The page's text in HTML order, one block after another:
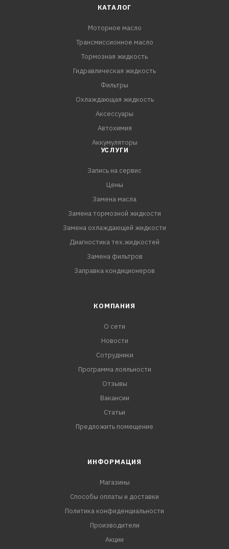
КАТАЛОГ
Моторное масло
Трансмиссионное масло
Тормозная жидкость
Гидравлическая жидкость
Фильтры
Охлаждающая жидкость
Аксессуары
Автохимия
Аккумуляторы
УСЛУГИ
Запись на сервис
Цены
Замена масла
Замена тормозной жидкости
Замена охлаждающей жидкости
Диагностика тех.жидкостей
Замена фильтров
Заправка кондиционеров
КОМПАНИЯ
О сети
Новости
Сотрудники
Программа лояльности
Отзывы
Вакансии
Статьи
Предложить помещение
ИНФОРМАЦИЯ
Магазины
Способы оплаты и доставки
Политика конфиденциальности
Производители
Акции